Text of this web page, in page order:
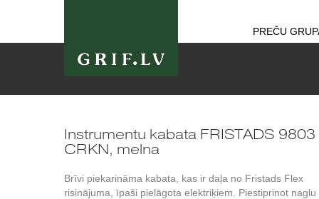
PREČU
Instrumentu kabata FRISTADS 9803
CRKN, melna
Brīvi piekarināma kabata, kas ir daļa no Fristads Flex
risinājuma, īpaši pielāgota elektriķiem. Piestiprinot naglu